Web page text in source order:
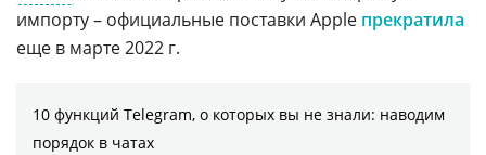
импорту – официальные поставки Apple прекратила
еще в марте 2022 г.
10 функций Telegram, о которых вы не знали: наводим
порядок в чатах